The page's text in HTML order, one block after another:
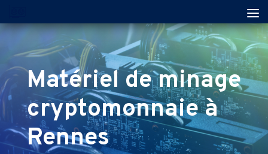
Matériel de minage
cryptomonnaie à
Rennes